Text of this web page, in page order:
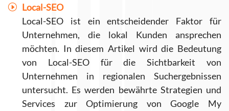
Local-SEO
Local-SEO ist ein entscheidender Faktor für
Unternehmen, die lokal Kunden ansprechen
möchten. In diesem Artikel wird die Bedeutung
von Local-SEO für die Sichtbarkeit von
Unternehmen in regionalen Suchergebnissen
untersucht. Es werden bewährte Strategien und
Services zur Optimierung von Google My